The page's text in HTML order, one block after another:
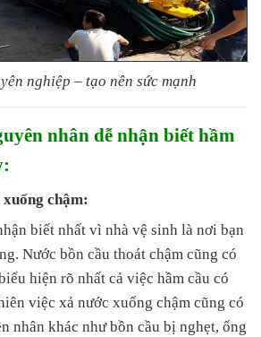
nghiệp – tạo nên sức mạnh
nhân dễ nhận biết hầm
chậm:
biết nhất vì nhà vệ sinh là nơi bạn
Nước bồn cầu thoát chậm cũng có
hiện rõ nhất cả việc hầm cầu có
việc xả nước xuống chậm cũng có
nhân khác như bồn cầu bị nghẹt, ống